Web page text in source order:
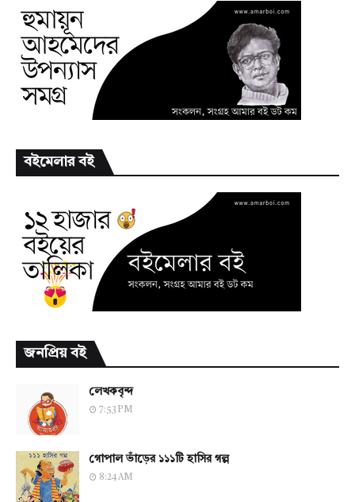
বইমেলার বই
জনপ্রিয় বই
লেখকবৃন্দ
7:53 PM
গোপাল ভাঁড়ের ১১১টি হাসির গল্প
8:24 AM